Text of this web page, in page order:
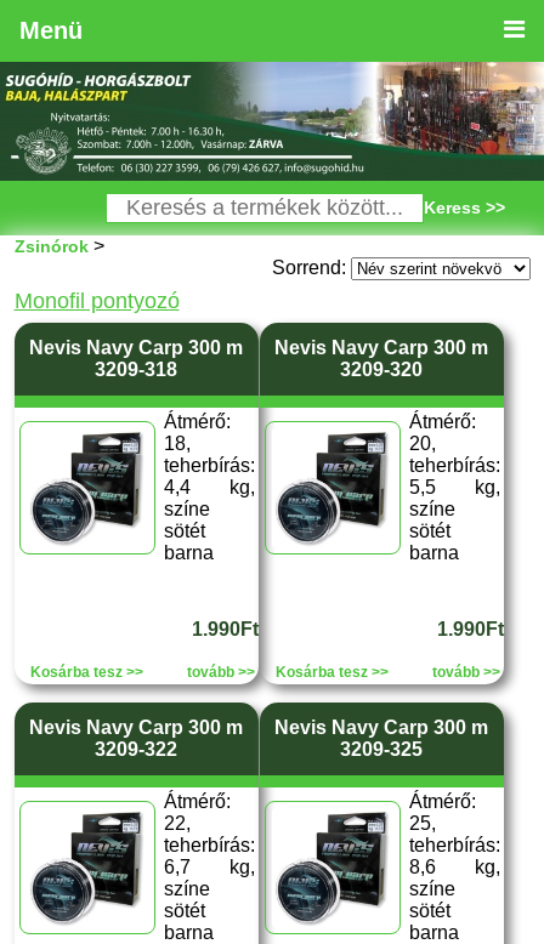
Menü
Keress >>
Zsinórok>
Sorrend:
Monofil pontyozó
Nevis Navy Carp 300 m
3209-318
Átmérő:
18,
teherbírás:
4,4 kg,
színe
sötét
barna
1.990Ft
Kosárba tesz >> tovább >>
Nevis Navy Carp 300 m
3209-320
Átmérő:
20,
teherbírás:
5,5 kg,
színe
sötét
barna
1.990Ft
Kosárba tesz >> tovább >>
Nevis Navy Carp 300 m
3209-322
Átmérő:
22,
teherbírás:
6,7 kg,
színe
sötét
barna
Nevis Navy Carp 300 m
3209-325
Átmérő:
25,
teherbírás:
8,6 kg,
színe
sötét
barna